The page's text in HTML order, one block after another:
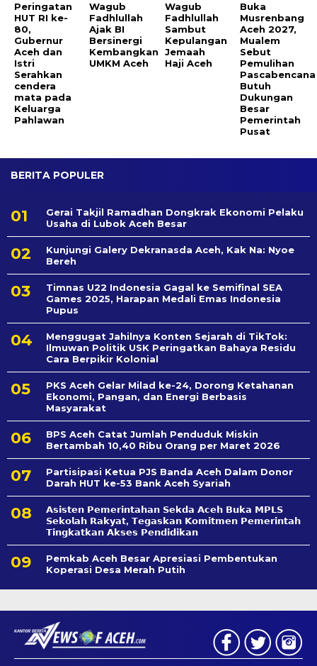
Peringatan
HUT RI ke-
80,
Gubernur
Aceh dan
Istri
Serahkan
cendera
mata pada
Keluarga
Pahlawan
Wagub
Fadhlullah
Ajak BI
Bersinergi
Kembangkan
UMKM Aceh
Wagub
Fadhlullah
Sambut
Kepulangan
Jemaah
Haji Aceh
Buka
Musrenbang
Aceh 2027,
Mualem
Sebut
Pemulihan
Pascabencana
Butuh
Dukungan
Besar
Pemerintah
Pusat
BERITA POPULER
Gerai Takjil Ramadhan Dongkrak Ekonomi Pelaku
Usaha di Lubok Aceh Besar
Kunjungi Galery Dekranasda Aceh, Kak Na: Nyoe
Bereh
Timnas U22 Indonesia Gagal ke Semifinal SEA
Games 2025, Harapan Medali Emas Indonesia
Pupus
Menggugat Jahilnya Konten Sejarah di TikTok:
Ilmuwan Politik USK Peringatkan Bahaya Residu
Cara Berpikir Kolonial
PKS Aceh Gelar Milad ke-24, Dorong Ketahanan
Ekonomi, Pangan, dan Energi Berbasis
Masyarakat
BPS Aceh Catat Jumlah Penduduk Miskin
Bertambah 10,40 Ribu Orang per Maret 2026
Partisipasi Ketua PJS Banda Aceh Dalam Donor
Darah HUT ke-53 Bank Aceh Syariah
𝗔𝘀𝗶𝘀𝘁𝗲𝗻 𝗣𝗲𝗺𝗲𝗿𝗶𝗻𝘁𝗮𝗵𝗮𝗻 𝗦𝗲k𝗱𝗮 𝗔𝗰𝗲𝗵 𝗕𝘂𝗸𝗮 𝗠𝗣𝗟𝗦
𝗦𝗲𝗸𝗼𝗹𝗮𝗵 𝗥𝗮𝗸𝘆𝗮𝘁, 𝗧𝗲𝗴𝗮𝘀𝗸𝗮𝗻 𝗞𝗼𝗺𝗶𝘁𝗺𝗲𝗻 𝗣𝗲𝗺𝗲𝗿𝗶𝗻𝘁𝗮𝗵
𝗧𝗶𝗻𝗴𝗸𝗮𝘁𝗸𝗮𝗻 𝗔𝗸𝘀𝗲𝘀 𝗣𝗲𝗻𝗱𝗶𝗱𝗶𝗸𝗮𝗻
Pemkab Aceh Besar Apresiasi Pembentukan
Koperasi Desa Merah Putih